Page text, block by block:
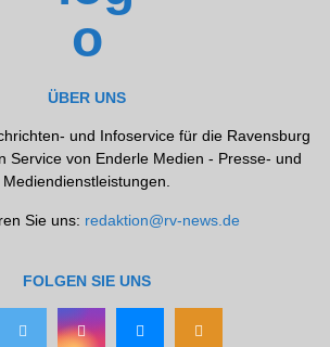
ÜBER UNS
und Infoservice für die Ravensburg
Service von Enderle Medien - Presse- und
Mediendienstleistungen.
Sie uns: redaktion@rv-news.de
FOLGEN SIE UNS